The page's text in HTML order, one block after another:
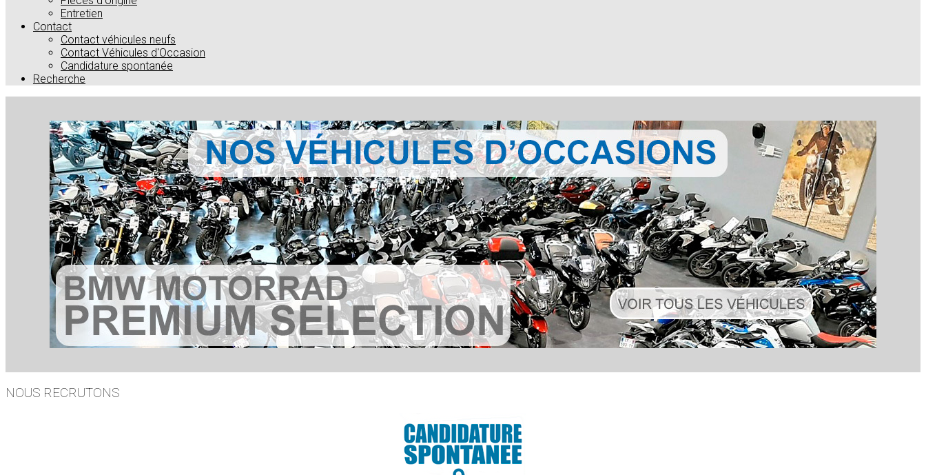
Entretien
Contact
Contact véhicules neufs
Contact Véhicules d'Occasion
Candidature spontanée
Recherche
NOUS RECRUTONS